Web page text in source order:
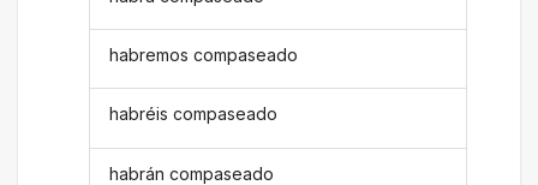
habremos compaseado
habréis compaseado
habrán compaseado